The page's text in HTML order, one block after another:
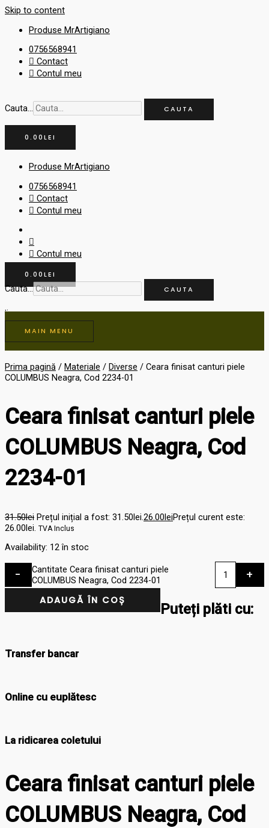
Skip to content
Produse MrArtigiano
0756568941
Contact
Contul meu
Cauta... CAUTA
0.00 LEI
Produse MrArtigiano
0756568941
Contact
Contul meu
Contul meu
0.00 LEI
Cauta... CAUTA
MAIN MENU
Prima pagină / Materiale / Diverse / Ceara finisat canturi piele
COLUMBUS Neagra, Cod 2234-01
Ceara finisat canturi piele
COLUMBUS Neagra, Cod
2234-01
31.50lei Prețul inițial a fost: 31.50lei.26.00leiPrețul curent este:
26.00lei. TVA Inclus
Availability: 12 în stoc
-
Cantitate Ceara finisat canturi piele
COLUMBUS Neagra, Cod 2234-01
+
ADAUGĂ ÎN COȘ
Puteți plăti cu:
Transfer bancar
Online cu euplătesc
La ridicarea coletului
Ceara finisat canturi piele
COLUMBUS Neagra, Cod